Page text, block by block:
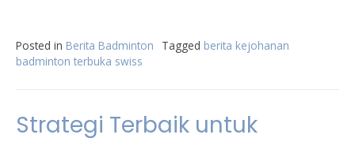
Posted in Berita Badminton Tagged berita kejohanan
badminton terbuka swiss
Strategi Terbaik untuk